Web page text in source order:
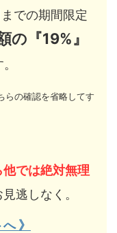
での期間限定
の『19%』
らの確認を省略してす
他では絶対無理
逃しなく。
》